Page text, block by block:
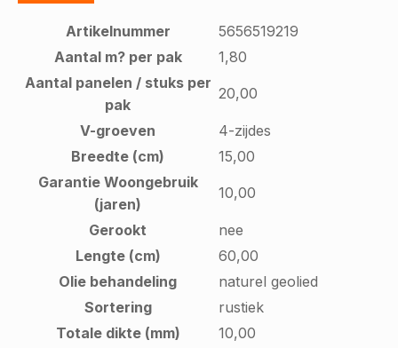
Artikelnummer
5656519219
Aantal m? per pak
1,80
Aantal panelen / stuks per
pak
20,00
V-groeven
4-zijdes
Breedte (cm)
15,00
Garantie Woongebruik
(jaren)
10,00
Gerookt
nee
Lengte (cm)
60,00
Olie behandeling
naturel geolied
Sortering
rustiek
Totale dikte (mm)
10,00